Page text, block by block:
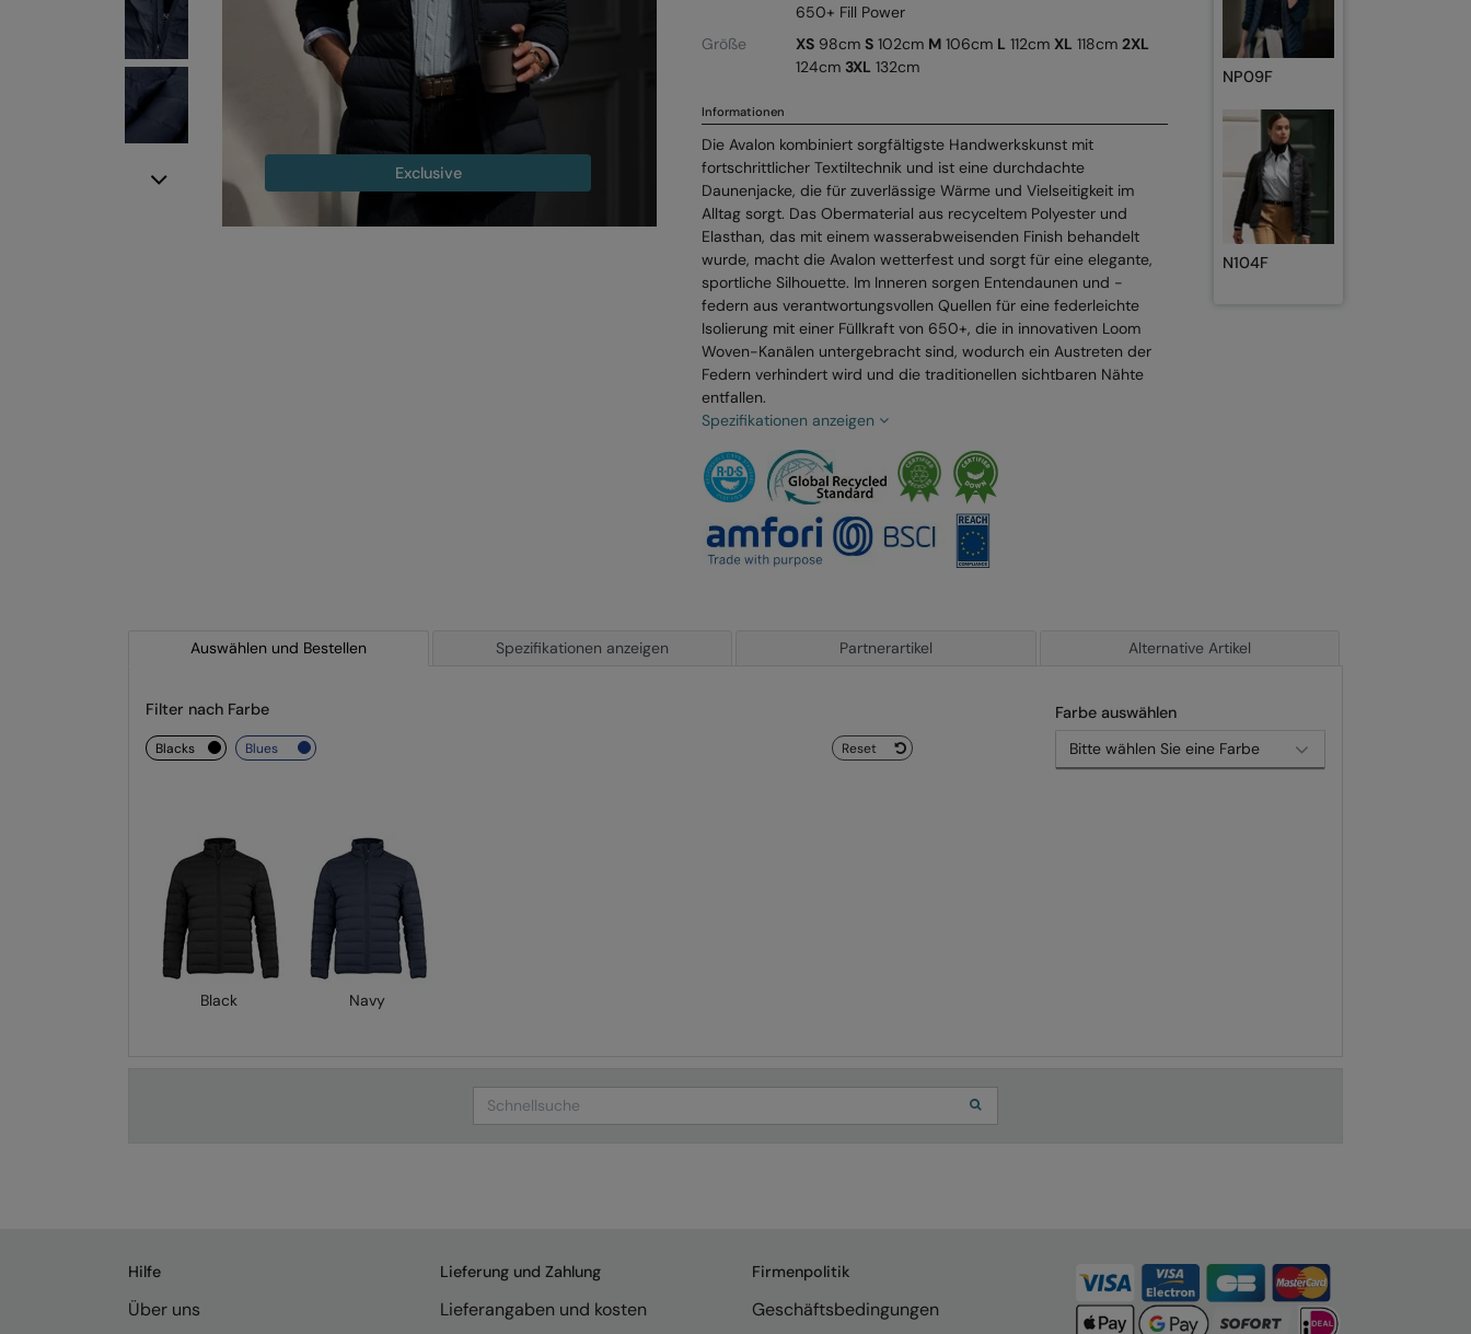
650+ Fill Power
Größe
XS98cm S102cm M106cm L 112cm XL 118cm 2XL
124cm 3XL 132cm
Informationen
Die Avalon kombiniert sorgfältigste Handwerkskunst mit
fortschrittlicher Textiltechnik und ist eine durchdachte
Daunenjacke, die für zuverlässige Wärme und Vielseitigkeit im
Alltag sorgt. Das Obermaterial aus recyceltem Polyester und
Elasthan, das mit einem wasserabweisenden Finish behandelt
wurde, macht die Avalon wetterfest und sorgt für eine elegante,
sportliche Silhouette. Im Inneren sorgen Entendaunen und -
federn aus verantwortungsvollen Quellen für eine federleichte
Isolierung mit einer Füllkraft von 650+, die in innovativen Loom
Woven-Kanälen untergebracht sind, wodurch ein Austreten der
Federn verhindert wird und die traditionellen sichtbaren Nähte
entfallen.
Spezifikationen anzeigen
Exclusive
Next
NP09F
N104F
Auswählen und Bestellen Spezifikationen anzeigen Partnerartikel Alternative Artikel
Farbe auswählen
Filter nach Farbe
Reset
blacks blues
Black Navy
Search
Hilfe
Über uns
Lieferung und Zahlung
Lieferangaben und kosten
Firmenpolitik
Geschäftsbedingungen